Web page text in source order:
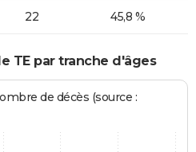
22 45,8 %
TE par tranche d'âges
de décès (source :